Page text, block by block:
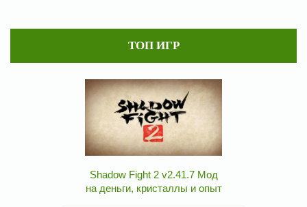
ТОП ИГР
Shadow Fight 2 v2.41.7 Мод
на деньги, кристаллы и опыт